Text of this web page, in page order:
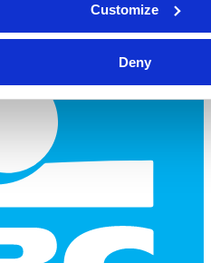
Customize
Deny